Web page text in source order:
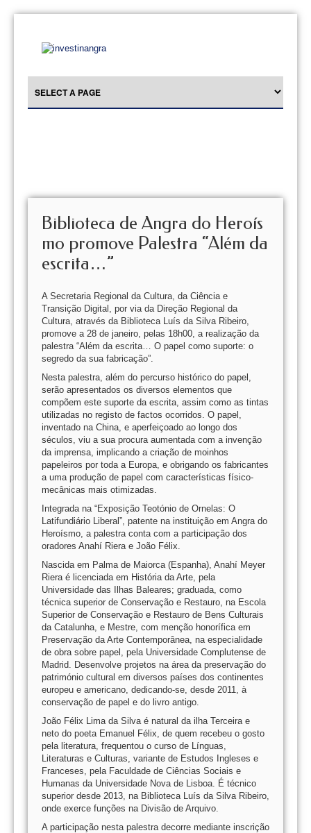
Biblioteca de Angra do Heroís
mo promove Palestra “Além da
escrita…”
A Secretaria Regional da Cultura, da Ciência e
Transição Digital, por via da Direção Regional da
Cultura, através da Biblioteca Luís da Silva Ribeiro,
promove a 28 de janeiro, pelas 18h00, a realização da
palestra “Além da escrita… O papel como suporte: o
segredo da sua fabricação”.
Nesta palestra, além do percurso histórico do papel,
serão apresentados os diversos elementos que
compõem este suporte da escrita, assim como as tintas
utilizadas no registo de factos ocorridos. O papel,
inventado na China, e aperfeiçoado ao longo dos
séculos, viu a sua procura aumentada com a invenção
da imprensa, implicando a criação de moinhos
papeleiros por toda a Europa, e obrigando os fabricantes
a uma produção de papel com características físico-
mecânicas mais otimizadas.
Integrada na “Exposição Teotónio de Ornelas: O
Latifundiário Liberal”, patente na instituição em Angra do
Heroísmo, a palestra conta com a participação dos
oradores Anahí Riera e João Félix.
Nascida em Palma de Maiorca (Espanha), Anahí Meyer
Riera é licenciada em História da Arte, pela
Universidade das Ilhas Baleares; graduada, como
técnica superior de Conservação e Restauro, na Escola
Superior de Conservação e Restauro de Bens Culturais
da Catalunha, e Mestre, com menção honorífica em
Preservação da Arte Contemporânea, na especialidade
de obra sobre papel, pela Universidade Complutense de
Madrid. Desenvolve projetos na área da preservação do
património cultural em diversos países dos continentes
europeu e americano, dedicando-se, desde 2011, à
conservação de papel e do livro antigo.
João Félix Lima da Silva é natural da ilha Terceira e
neto do poeta Emanuel Félix, de quem recebeu o gosto
pela literatura, frequentou o curso de Línguas,
Literaturas e Culturas, variante de Estudos Ingleses e
Franceses, pela Faculdade de Ciências Sociais e
Humanas da Universidade Nova de Lisboa. É técnico
superior desde 2013, na Biblioteca Luís da Silva Ribeiro,
onde exerce funções na Divisão de Arquivo.
A participação nesta palestra decorre mediante inscrição